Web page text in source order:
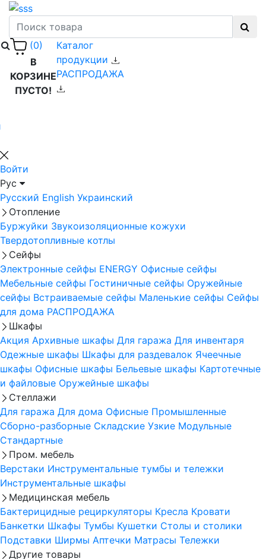
(0)
В
КОРЗИНЕ
ПУСТО!
Каталог
продукции
РАСПРОДАЖА
Войти
Рус
Русский English Украинский
Отопление
Буржуйки Звукоизоляционные кожухи
Твердотопливные котлы
Сейфы
Электронные сейфы ENERGY Офисные сейфы
Мебельные сейфы Гостиничные сейфы Оружейные
сейфы Встраиваемые сейфы Маленькие сейфы Сейфы
для дома РАСПРОДАЖА
Шкафы
Акция Архивные шкафы Для гаража Для инвентаря
Одежные шкафы Шкафы для раздевалок Ячеечные
шкафы Офисные шкафы Бельевые шкафы Картотечные
и файловые Оружейные шкафы
Стеллажи
Для гаража Для дома Офисные Промышленные
Сборно-разборные Складские Узкие Модульные
Стандартные
Пром. мебель
Верстаки Инструментальные тумбы и тележки
Инструментальные шкафы
Медицинская мебель
Бактерицидные рециркуляторы Кресла Кровати
Банкетки Шкафы Тумбы Кушетки Столы и столики
Подставки Ширмы Аптечки Матрасы Тележки
Другие товары